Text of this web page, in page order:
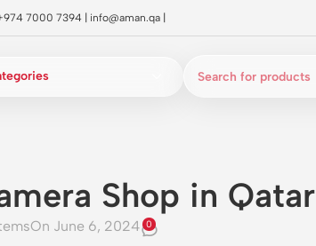
7000 7394 | info@aman.qa
Shop in Qatar
On June 6, 2024 0